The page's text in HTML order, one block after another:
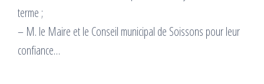
terme ;
– M. le Maire et le Conseil municipal de Soissons pour leur
confiance…